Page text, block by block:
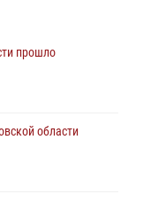
празднования
на избирательном
прошло
области